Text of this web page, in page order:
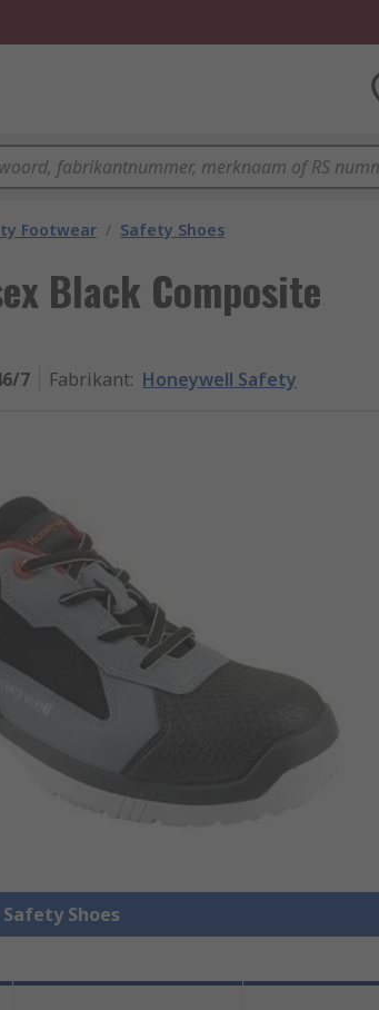
Footwear / Safety Shoes
Black Composite
7 Fabrikant: Honeywell Safety
Shoes